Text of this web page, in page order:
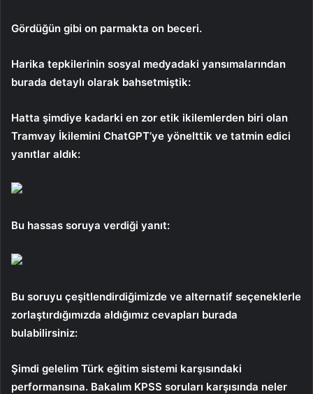
Gördüğün gibi on parmakta on beceri.
Harika tepkilerinin sosyal medyadaki yansımalarından
burada detaylı olarak bahsetmiştik:
Hatta şimdiye kadarki en zor etik ikilemlerden biri olan
Tramvay İkilemini ChatGPT’ye yönelttik ve tatmin edici
yanıtlar aldık:
Bu hassas soruya verdiği yanıt:
Bu soruyu çeşitlendirdiğimizde ve alternatif seçeneklerle
zorlaştırdığımızda aldığımız cevapları burada
bulabilirsiniz:
Şimdi gelelim Türk eğitim sistemi karşısındaki
performansına. Bakalım KPSS soruları karşısında neler